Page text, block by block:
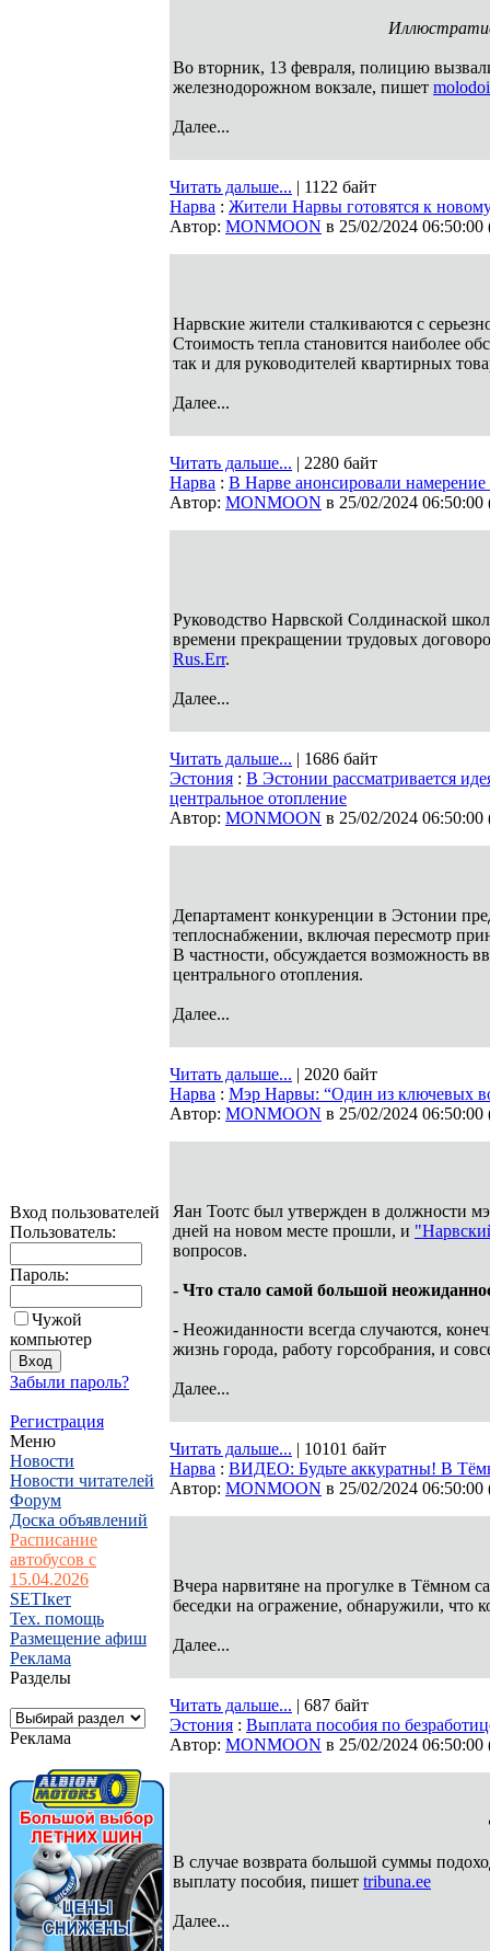
Вход пользователей
Пользователь:
Пароль:
Чужой
компьютер
Забыли пароль?
Регистрация
Меню
Новости
Новости читателей
Форум
Доска объявлений
Расписание
автобусов с
15.04.2026
SETIкет
Тех. помощь
Размещение афиш
Реклама
Разделы
Реклама
Во вторник, 13 февраля, полицию
железнодорожном вокзале, пишет
Далее...
Читать дальше... | 1122 байт
Нарва : Жители Нарвы готовятся к
Автор: MONMOON в 25/02/2024 06:50:00
Нарвские жители сталкиваются с
Стоимость тепла становится наиболее
так и для руководителей квартирных
Далее...
Читать дальше... | 2280 байт
Нарва : В Нарве анонсировали
Автор: MONMOON в 25/02/2024 06:50:00
Руководство Нарвской Солдинаской
времени прекращении трудовых
Rus.Err.
Далее...
Читать дальше... | 1686 байт
Эстония : В Эстонии рассматривается
центральное отопление
Автор: MONMOON в 25/02/2024 06:50:00
Департамент конкуренции в Эстонии
теплоснабжении, включая пересмотр
В частности, обсуждается возможность
центрального отопления.
Далее...
Читать дальше... | 2020 байт
Нарва : Мэр Нарвы: “Один из ключевых
Автор: MONMOON в 25/02/2024 06:50:00
Яан Тоотс был утвержден в должности
дней на новом месте прошли, и
вопросов.
- Что стало самой большой
- Неожиданности всегда случаются,
жизнь города, работу горсобрания, и
Далее...
Читать дальше... | 10101 байт
Нарва : ВИДЕО: Будьте аккуратны! В
Автор: MONMOON в 25/02/2024 06:50:00
Вчера нарвитяне на прогулке в Тёмном
беседки на огражение, обнаружили, что
Далее...
Читать дальше... | 687 байт
Эстония : Выплата пособия по
Автор: MONMOON в 25/02/2024 06:50:00
В случае возврата большой суммы
выплату пособия, пишет tribuna.ee
Далее...